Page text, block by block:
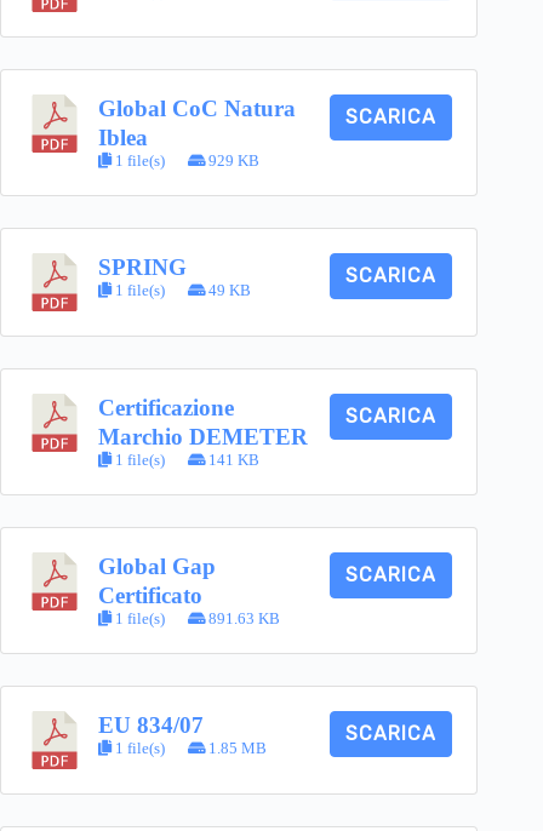
Global CoC Natura
Iblea
1 file(s) 929 KB
SCARICA
SPRING
1 file(s) 49 KB
SCARICA
Certificazione
Marchio DEMETER
1 file(s) 141 KB
SCARICA
Global Gap
Certificato
1 file(s) 891.63 KB
SCARICA
EU 834/07
1 file(s) 1.85 MB
SCARICA